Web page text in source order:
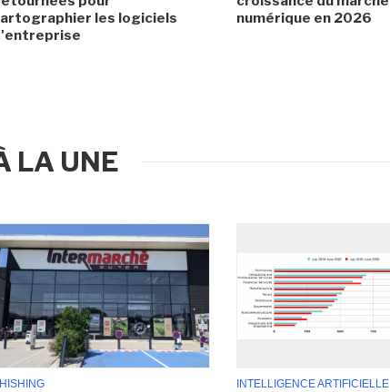
les logiciels
numérique en 2026
LA UNE
INTELLIGENCE ARTIFICIELLE